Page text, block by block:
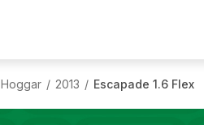
Hoggar / 2013 / Escapade 1.6 Flex